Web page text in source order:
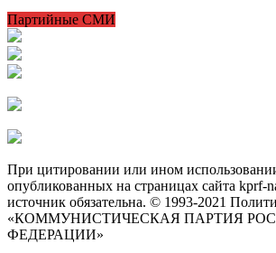
Партийные СМИ
При цитировании или ином
опубликованных на страницах сайта kprf-
источник обязательна. © 1993-2021
«КОММУНИСТИЧЕСКАЯ ПАРТИЯ
ФЕДЕРАЦИИ»